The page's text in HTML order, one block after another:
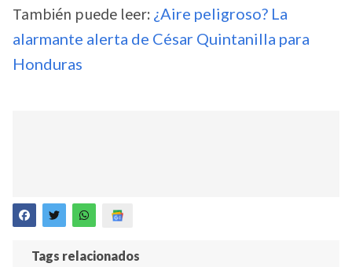
También puede leer: ¿Aire peligroso? La
alarmante alerta de César Quintanilla para
Honduras
Tags relacionados